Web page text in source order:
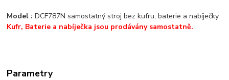
Model :DCF787N samostatný stroj bez kufru, baterie a nabíječky
Kufr, Baterie a nabíječka jsou prodávány samostatně.
Parametry